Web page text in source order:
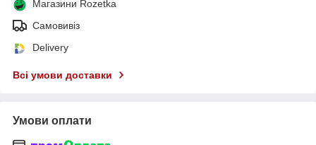
Магазини Rozetka
Самовивіз
Delivery
Всі умови доставки
Умови оплати